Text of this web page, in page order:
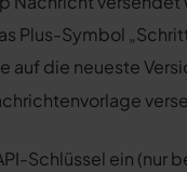
Plus-Symbol
auf die neueste
Schlüssel ein (nur